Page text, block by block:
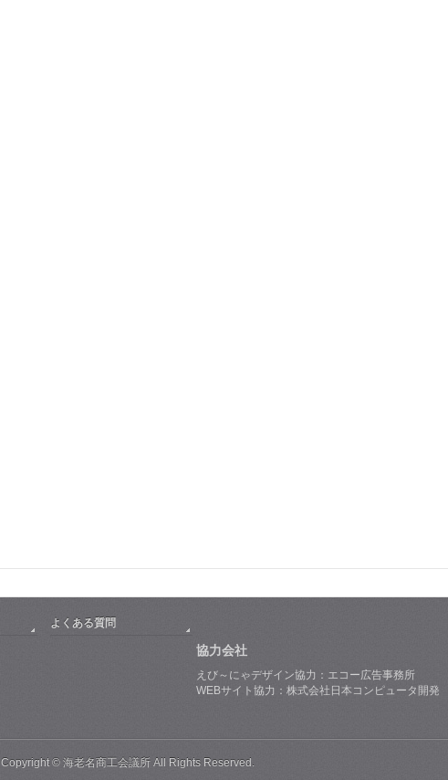
よくある質問
協力会社
えび～にゃデザイン協力：エコー広告事務所
WEBサイト協力：株式会社日本コンピュータ開発
Copyright © 海老名商工会議所 All Rights Reserved.